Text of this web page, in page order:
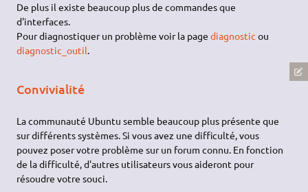
De plus il existe beaucoup plus de commandes que
d'interfaces.
Pour diagnostiquer un problème voir la pagediagnostic ou
diagnostic_outil.
Convivialité
La communauté Ubuntu semble beaucoup plus présente que
sur différents systèmes. Si vous avez une difficulté, vous
pouvez poser votre problème sur un forum connu. En fonction
de la difficulté, d'autres utilisateurs vous aideront pour
résoudre votre souci.